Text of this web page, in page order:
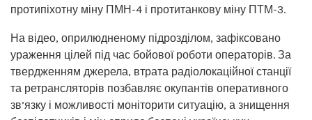
протипіхотну міну ПМН-4 і протитанкову міну ПТМ-3.
На відео, оприлюдненому підрозділом, зафіксовано
ураження цілей під час бойової роботи операторів. За
твердженням джерела, втрата радіолокаційної станції
та ретрансляторів позбавляє окупантів оперативного
зв’язку і можливості моніторити ситуацію, а знищення